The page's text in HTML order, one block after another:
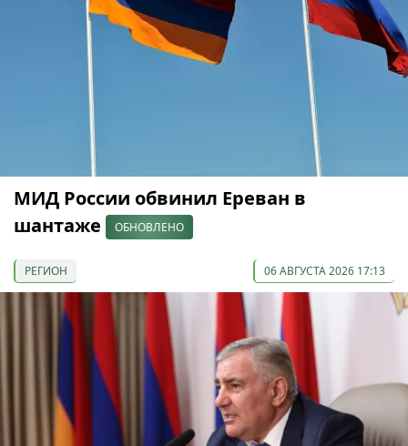
МИД России обвинил Ереван в
шантаже
ОБНОВЛЕНО
РЕГИОН 06 АВГУСТА 2026 17:13